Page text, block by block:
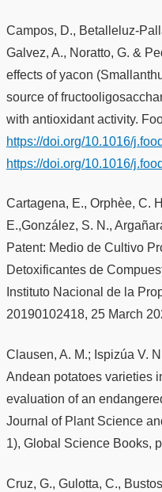
Campos, D., Betalleluz-
Galvez, A., Noratto, G. &
effects of yacon
source of
with antioxidant activity.
https://doi.org/10.1016/
https://doi.org/10.1016/
Cartagena, E., Orphèe, C.
E.,González, S. N.,
Patent: Medio de Cultivo
Detoxificantes de
Instituto Nacional de la
20190102418, 25 March
Clausen, A. M.; Ispizúa V.
Andean potatoes varieties
evaluation of an
Journal of Plant Science
1), Global Science Books,
Cruz, G., Gulotta, C.,